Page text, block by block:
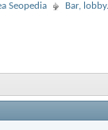
Seopedia Bar,